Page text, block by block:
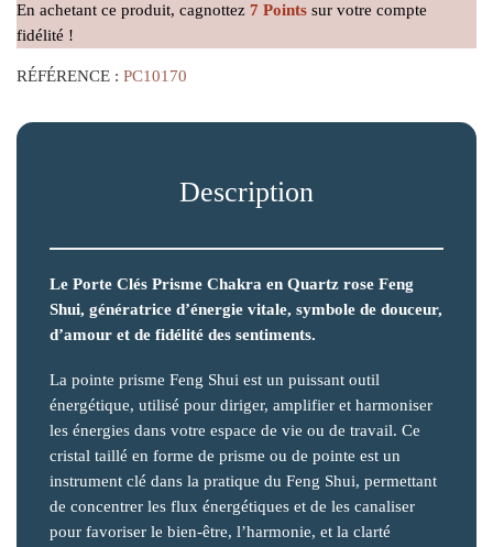
En achetant ce produit, cagnottez 7 Points sur votre compte
fidélité !
RÉFÉRENCE : PC10170
Description
Le Porte Clés Prisme Chakra en Quartz rose Feng
Shui, génératrice d’énergie vitale, symbole de douceur,
d’amour et de fidélité des sentiments.
La pointe prisme Feng Shui est un puissant outil
énergétique, utilisé pour diriger, amplifier et harmoniser
les énergies dans votre espace de vie ou de travail. Ce
cristal taillé en forme de prisme ou de pointe est un
instrument clé dans la pratique du Feng Shui, permettant
de concentrer les flux énergétiques et de les canaliser
pour favoriser le bien-être, l’harmonie, et la clarté